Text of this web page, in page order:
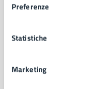
Preferenze
Statistiche
Marketing
Personale amministrativo